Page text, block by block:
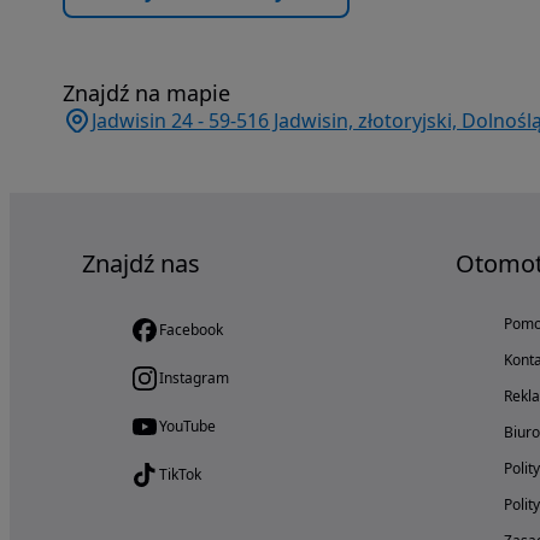
Znajdź na mapie
Jadwisin 24 - 59-516 Jadwisin, złotoryjski,
Znajdź nas
Facebook
Instagram
YouTube
TikTok